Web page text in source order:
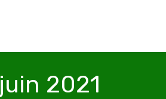
juin 2021